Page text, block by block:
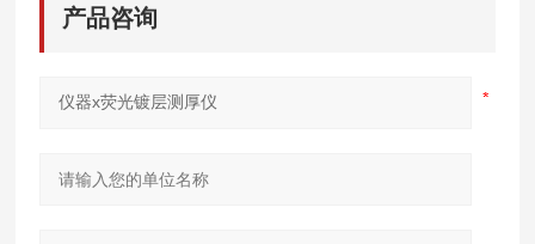
产品咨询